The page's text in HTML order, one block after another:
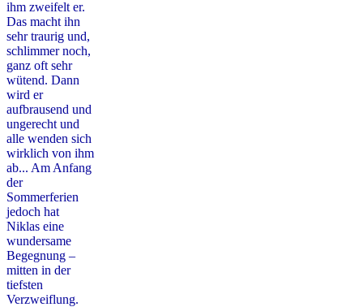
ihm zweifelt er.
Das macht ihn
sehr traurig und,
schlimmer noch,
ganz oft sehr
wütend. Dann
wird er
aufbrausend und
ungerecht und
alle wenden sich
wirklich von ihm
ab... Am Anfang
der
Sommerferien
jedoch hat
Niklas eine
wundersame
Begegnung –
mitten in der
tiefsten
Verzweiflung.